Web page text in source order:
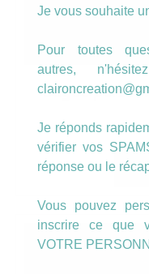
Bague
Je vous souhaite
Pour toutes
autres,
Je réponds
vérifier vos
réponse ou le
Vous pouvez
inscrire ce que
VOTRE